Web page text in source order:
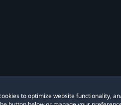
to optimize website functionality,
2026 HTC Corporation Правові